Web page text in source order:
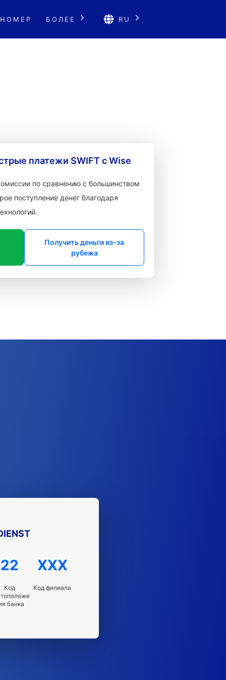
БОЛЕЕ RU
платежи SWIFT с Wise
по сравнению с большинством
поступление денег благодаря
Получить деньги из-за
рубежа
22
Код
банка
XXX
Код филиала